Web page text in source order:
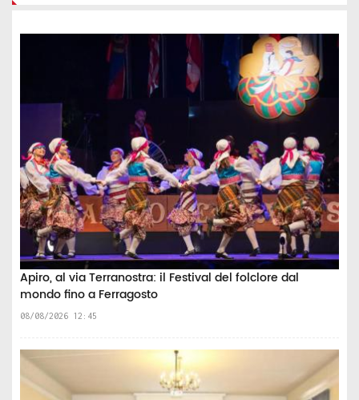
Apiro, al via Terranostra: il Festival del folclore dal
mondo fino a Ferragosto
08/08/2026 12:45